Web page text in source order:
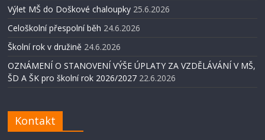
Výlet MŠ do Doškové chaloupky 25.6.2026
Celoškolní přespolní běh 24.6.2026
Školní rok v družině 24.6.2026
OZNÁMENÍ O STANOVENÍ VÝŠE ÚPLATY ZA VZDĚLÁVÁNÍ V MŠ,
ŠD A ŠK pro školní rok 2026/2027 22.6.2026
Kontakt